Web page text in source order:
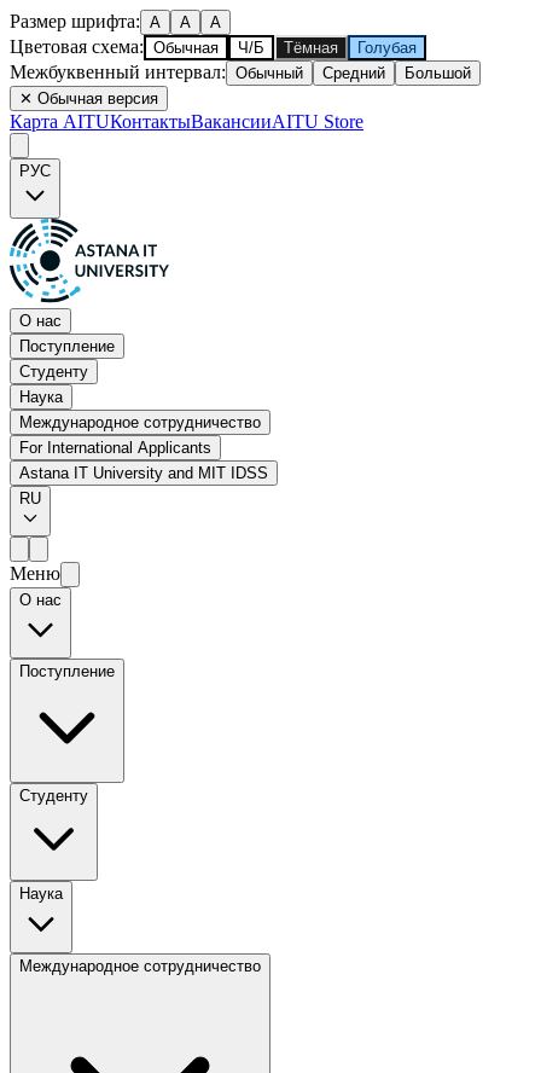
Размер шрифта: A A A
Цветовая схема: Обычная Ч/Б Тёмная Голубая
Межбуквенный интервал: Обычный Средний
Большой
✕ Обычная версия
Карта AITUКонтактыВакансииAITU Store
РУС
О нас
Поступление
Студенту
Наука
Международное сотрудничество
For International Applicants
Astana IT University and MIT IDSS
RU
Меню
О нас
Поступление
Студенту
Наука
Международное сотрудничество